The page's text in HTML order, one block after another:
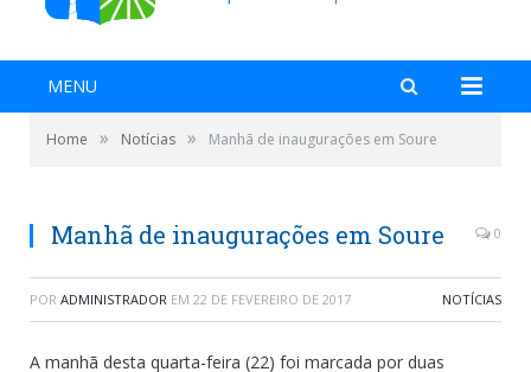
MENU
Home » Notícias » Manhã de inaugurações em Soure
Manhã de inaugurações em Soure 0
POR ADMINISTRADOR EM 22 DE FEVEREIRO DE 2017 NOTÍCIAS
A manhã desta quarta-feira (22) foi marcada por duas